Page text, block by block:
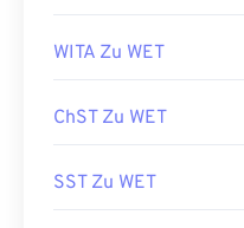
WITA Zu WET
ChST Zu WET
SST Zu WET